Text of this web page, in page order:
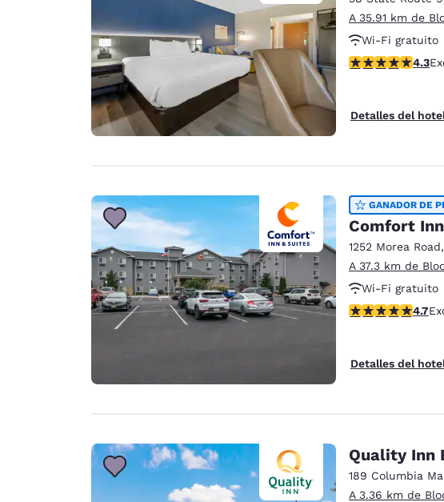
A 35.91 km de
Wi-Fi gratuito
Aceita
calificación de
4.3
Detalles del
GANADOR DE
Comfort
1252 Morea Road,
A 37.3 km de
Wi-Fi gratuito
Aceita
calificación de
4.7
Detalles del
Quality Inn
189 Columbia
A 3.36 km de